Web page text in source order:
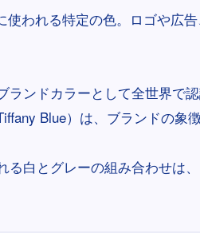
われる特定の色。ロゴや広
ンドカラーとして全世界で認
Blue）は、ブランドの象
る白とグレーの組み合わせは